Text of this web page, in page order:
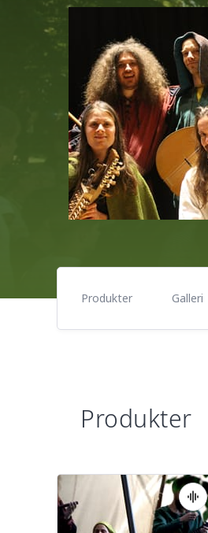
Produkter Galleri
Produkter